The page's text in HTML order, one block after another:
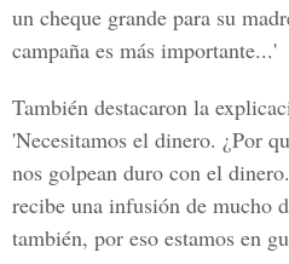
un cheque grande para su
campaña es más importante...'
También destacaron la
'Necesitamos el dinero. ¿Por
nos golpean duro con el
recibe una infusión de mucho
también, por eso estamos en